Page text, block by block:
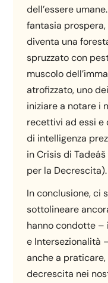
dell’essere
fantasia
diventa una
spruzzato con
muscolo
atrofizzato, uno
iniziare a notare i
recettivi ad essi e
di intelligenza
in Crisis di
per la Decrescita).
In conclusione, ci
sottolineare
hanno condotte –
e Intersezionalità
anche a
decrescita nei